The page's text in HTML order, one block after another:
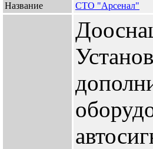
Название СТО "Арсенал"